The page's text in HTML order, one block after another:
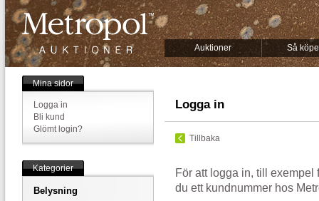
Auktioner Så
Mina sidor
Logga in
Bli kund
Glömt login?
Kategorier
Belysning
Logga in
Tillbaka
För att logga in, till exempel
du ett kundnummer hos